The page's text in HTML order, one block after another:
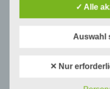
a)
oder
Folgenden
✓ Alle
Auswahl
✕ Nur